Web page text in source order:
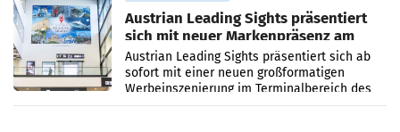
Austrian Leading Sights präsentiert
sich mit neuer Markenpräsenz am
Flughafen Wien
Austrian Leading Sights präsentiert sich ab
sofort mit einer neuen großformatigen
Werbeinszenierung im Terminalbereich des
Flughafen Wien. Die Präsenz befindet sich im